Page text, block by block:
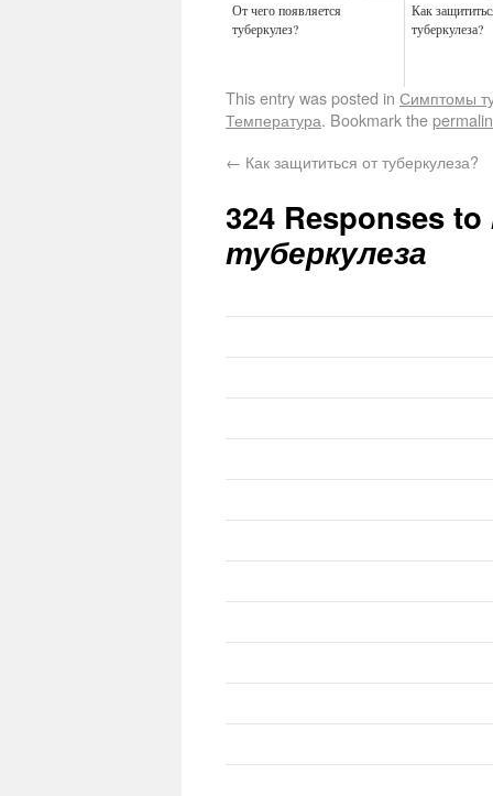
От чего появляется
туберкулез?
Как
туберкулеза?
This entry was posted in Симптомы
Температура. Bookmark the
← Как защититься от туберкулеза?
324 Responses to
туберкулеза